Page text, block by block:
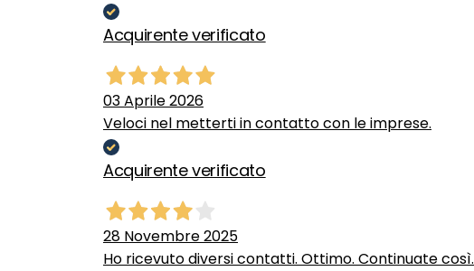
Acquirente verificato
03 Aprile 2026
Veloci nel metterti in contatto con le imprese.
Acquirente verificato
28 Novembre 2025
Ho ricevuto diversi contatti. Ottimo. Continuate così.